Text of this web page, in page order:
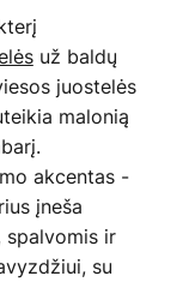
už baldų
juostelės
malonią
akcentas -
įneša
spalvomis ir
su